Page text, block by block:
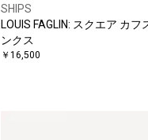
SHIPS
LOUIS FAGLIN: スクエア カフ
ンクス
￥16,500